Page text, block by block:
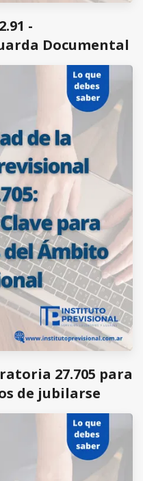
-
Documental
27.705 para
de jubilarse